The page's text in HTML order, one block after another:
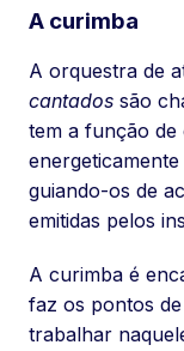
A curimba
A orquestra de
cantados são
tem a função
guiando-os de
emitidas pelos
A curimba é
faz os pontos
trabalhar